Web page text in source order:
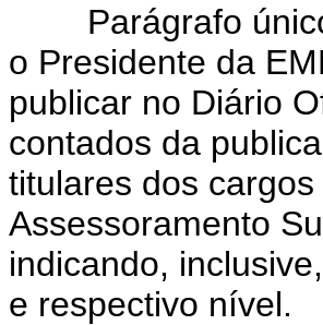
Parágrafo único.
o Presidente da
publicar no Diário
contados da
titulares dos
Assessoramento
indicando,
e respectivo nível.